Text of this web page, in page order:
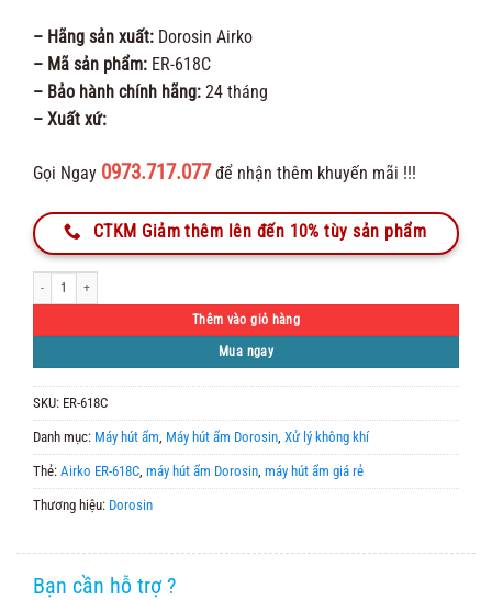
là:
5.300.000 ₫.
tại
là:
– Hãng sản xuất: Dorosin Airko
– Mã sản phẩm: ER-618C
– Bảo hành chính hãng: 24 tháng
– Xuất xứ:
Gọi Ngay 0973.717.077 để nhận thêm khuyến mãi !!!
CTKM Giảm thêm lên đến 10% tùy sản phẩm
Máy hút ẩm Dorosin Airko ER-618C số lượng
Thêm vào giỏ hàng
Mua ngay
SKU: ER-618C
Danh mục: Máy hút ẩm, Máy hút ẩm Dorosin, Xử lý không khí
Thẻ: Airko ER-618C, máy hút ẩm Dorosin, máy hút ẩm giá rẻ
Thương hiệu: Dorosin
Bạn cần hỗ trợ ?